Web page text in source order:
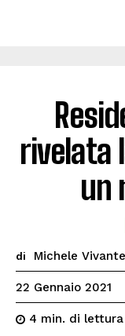
rivelata
un
di Michele Vivante
22 Gennaio 2021
4 min. di lettura